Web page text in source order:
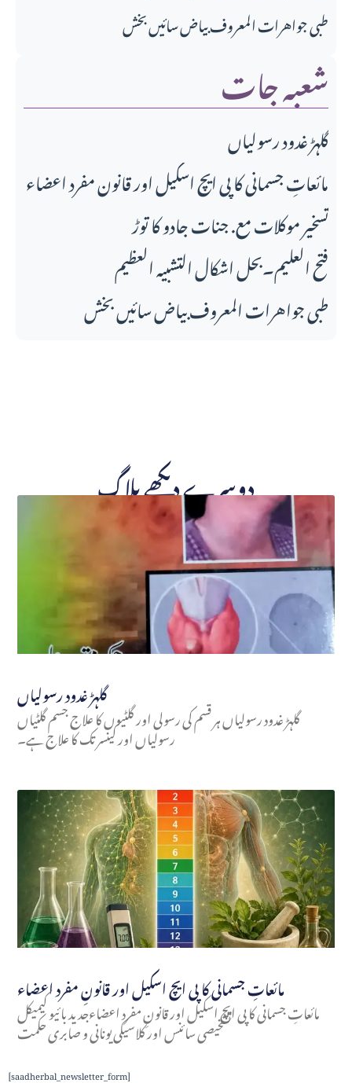
طبی جواهرات المعروف بیاض سائیں بخش
شعبہ جات
گلہڑ غدود رسولیاں
مائعاتِ جسمانی کا پی ایچ اسکیل اور قانونِ مفرد اعضاء
تسخیر موکلات مع. جنات جادو کا توڑ
فتح العلیم۔بحل اشکال التشبیہ العظیم
طبی جواهرات المعروف بیاض سائیں بخش
دوسرے دیکھے بلاگ
گلہڑ غدود رسولیاں
گلہڑ غدود رسولیاں ہر قسم کی رسولی اور گلٹیوں کا علاج جسم گلٹیاں
رسولیاں اور کینسر تک کا علاج ہے۔
مائعاتِ جسمانی کا پی ایچ اسکیل اور قانونِ مفرد اعضاء
مائعاتِ جسمانی کا پی ایچ اسکیل اور قانونِ مفرد اعضاءجدید بائیو کیمیکل
تشخیصی سائنس اور کلاسیکی یونانی و صابری حکمت
[saadherbal_newsletter_form]